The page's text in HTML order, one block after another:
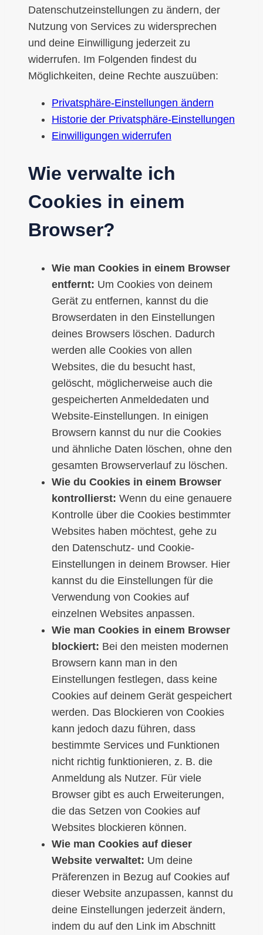
Datenschutzeinstellungen zu ändern, der
Nutzung von Services zu widersprechen
und deine Einwilligung jederzeit zu
widerrufen. Im Folgenden findest du
Möglichkeiten, deine Rechte auszuüben:
Privatsphäre-Einstellungen ändern
Historie der Privatsphäre-Einstellungen
Einwilligungen widerrufen
Wie verwalte ich
Cookies in einem
Browser?
Wie man Cookies in einem Browser
entfernt: Um Cookies von deinem
Gerät zu entfernen, kannst du die
Browserdaten in den Einstellungen
deines Browsers löschen. Dadurch
werden alle Cookies von allen
Websites, die du besucht hast,
gelöscht, möglicherweise auch die
gespeicherten Anmeldedaten und
Website-Einstellungen. In einigen
Browsern kannst du nur die Cookies
und ähnliche Daten löschen, ohne den
gesamten Browserverlauf zu löschen.
Wie du Cookies in einem Browser
kontrollierst: Wenn du eine genauere
Kontrolle über die Cookies bestimmter
Websites haben möchtest, gehe zu
den Datenschutz- und Cookie-
Einstellungen in deinem Browser. Hier
kannst du die Einstellungen für die
Verwendung von Cookies auf
einzelnen Websites anpassen.
Wie man Cookies in einem Browser
blockiert: Bei den meisten modernen
Browsern kann man in den
Einstellungen festlegen, dass keine
Cookies auf deinem Gerät gespeichert
werden. Das Blockieren von Cookies
kann jedoch dazu führen, dass
bestimmte Services und Funktionen
nicht richtig funktionieren, z. B. die
Anmeldung als Nutzer. Für viele
Browser gibt es auch Erweiterungen,
die das Setzen von Cookies auf
Websites blockieren können.
Wie man Cookies auf dieser
Website verwaltet: Um deine
Präferenzen in Bezug auf Cookies auf
dieser Website anzupassen, kannst du
deine Einstellungen jederzeit ändern,
indem du auf den Link im Abschnitt